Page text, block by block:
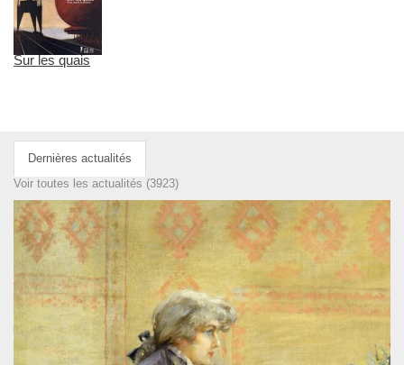
Sur les quais
Dernières actualités
Voir toutes les actualités (3923)